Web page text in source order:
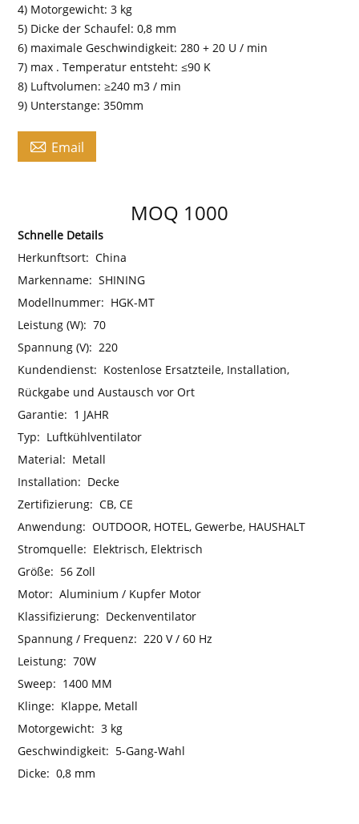
4) Motorgewicht: 3 kg
5) Dicke der Schaufel: 0,8 mm
6) maximale Geschwindigkeit: 280 + 20 U / min
7) max . Temperatur entsteht: ≤90 K
8) Luftvolumen: ≥240 m3 / min
9) Unterstange: 350mm
 Email
MOQ 1000
Schnelle Details
Herkunftsort: China
Markenname: SHINING
Modellnummer: HGK-MT
Leistung (W): 70
Spannung (V): 220
Kundendienst: Kostenlose Ersatzteile, Installation,
Rückgabe und Austausch vor Ort
Garantie: 1 JAHR
Typ: Luftkühlventilator
Material: Metall
Installation: Decke
Zertifizierung: CB, CE
Anwendung: OUTDOOR, HOTEL, Gewerbe, HAUSHALT
Stromquelle: Elektrisch, Elektrisch
Größe: 56 Zoll
Motor: Aluminium / Kupfer Motor
Klassifizierung: Deckenventilator
Spannung / Frequenz: 220 V / 60 Hz
Leistung: 70W
Sweep: 1400 MM
Klinge: Klappe, Metall
Motorgewicht: 3 kg
Geschwindigkeit: 5-Gang-Wahl
Dicke: 0,8 mm